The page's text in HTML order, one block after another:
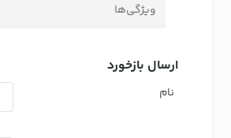
ویژگی‌ها
ارسال بازخورد
نام